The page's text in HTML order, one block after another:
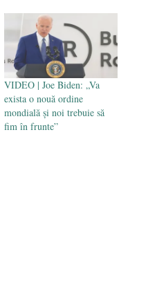
VIDEO | Joe Biden: „Va
exista o nouă ordine
mondială și noi trebuie să
fim în frunte”